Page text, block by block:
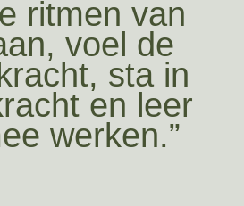
ritmen van
voel de
sta in
en leer
werken.”